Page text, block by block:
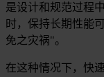
是设计和规范过程
时，保持长期性能
免之灾祸"。
在这种情况下，快